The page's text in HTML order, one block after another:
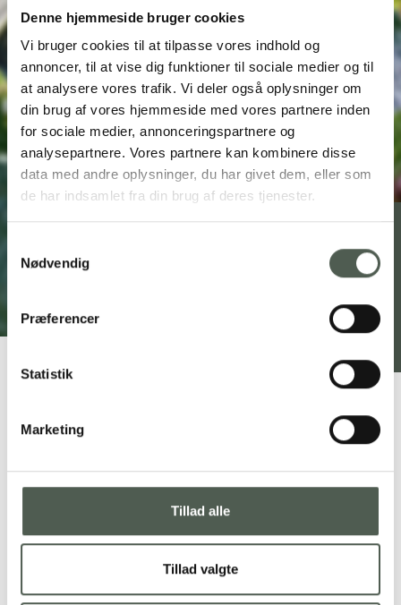
Denne hjemmeside bruger cookies
Vi bruger cookies til at tilpasse vores indhold og
annoncer, til at vise dig funktioner til sociale medier og til
at analysere vores trafik. Vi deler også oplysninger om
din brug af vores hjemmeside med vores partnere inden
for sociale medier, annonceringspartnere og
analysepartnere. Vores partnere kan kombinere disse
data med andre oplysninger, du har givet dem, eller som
de har indsamlet fra din brug af deres tjenester.
Nødvendig
Præferencer
Statistik
Marketing
Tillad alle
Tillad valgte
Madmødet 2024
Nyd en 6-retters dessertmenu under åben himmel - tirsdag
d. 21. maj, torsdag d. 23. maj eller lørdag d. 25. maj
Oplev vestjyske fødevareaktører på pluk-selv-marken ved Benfarm
Økobær, som indrettes til en udendørs pop-up cafe. Her kan du
nyde en 6-retters dessertmenu med specialiteter fra lokale
producenter. som vil præsentere hver ret og dele spændende